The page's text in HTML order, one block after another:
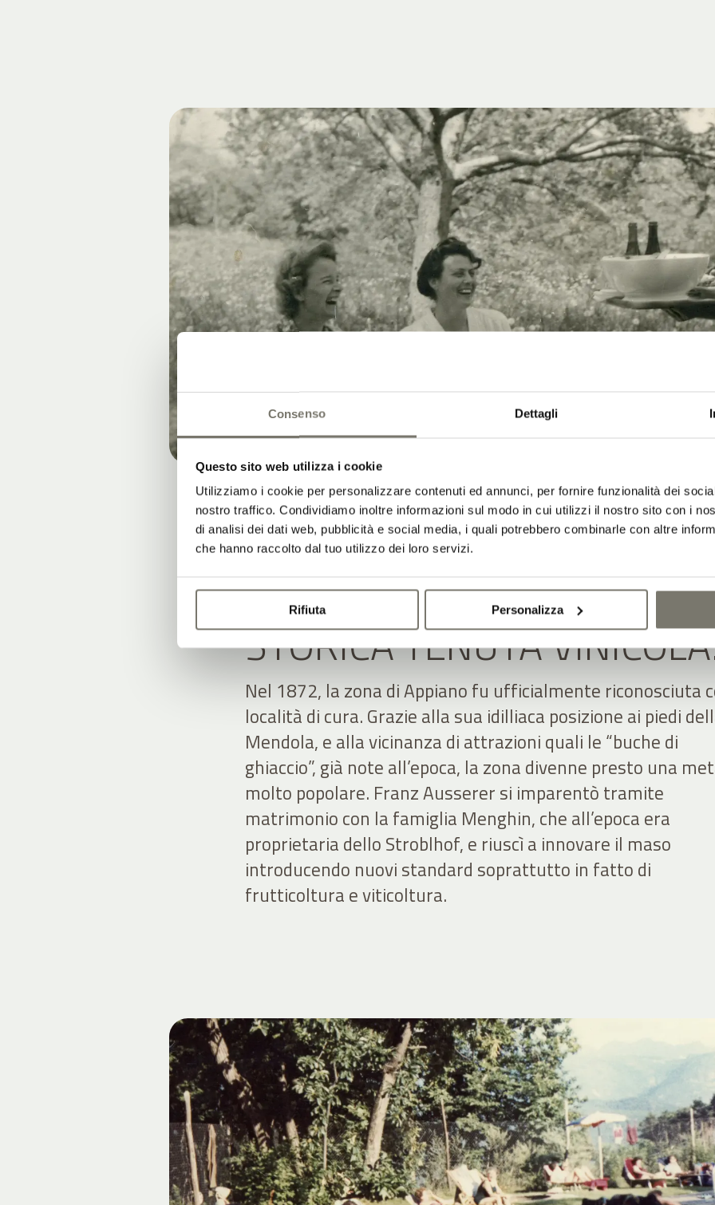
Consenso Dettagli
Questo sito web utilizza i cookie
Utilizziamo i cookie per personalizzare contenuti ed annunci, per fornire funzionalità dei
nostro traffico. Condividiamo inoltre informazioni sul modo in cui utilizzi il nostro sito con i
di analisi dei dati web, pubblicità e social media, i quali potrebbero combinarle con altre
che hanno raccolto dal tuo utilizzo dei loro servizi.
Rifiuta Personalizza
DAL MASO AGRICOLO ALLA
STORICA TENUTA
Nel 1872, la zona di Appiano fu ufficialmente riconosciuta
località di cura. Grazie alla sua idilliaca posizione ai piedi
Mendola, e alla vicinanza di attrazioni quali le “buche di
ghiaccio”, già note all’epoca, la zona divenne presto una
molto popolare. Franz Ausserer si imparentò tramite
matrimonio con la famiglia Menghin, che all’epoca era
proprietaria dello Stroblhof, e riuscì a innovare il maso
introducendo nuovi standard soprattutto in fatto di
frutticoltura e viticoltura.